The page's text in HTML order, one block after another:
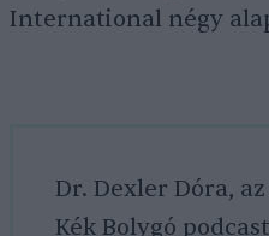
International négy
Dr. Dexler Dóra,
Kék Bolygó